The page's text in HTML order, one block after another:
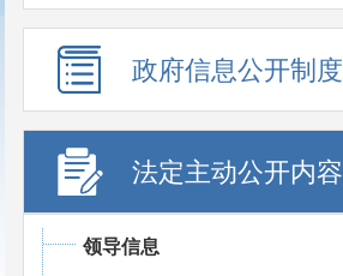
政府信息公开制度
法定主动公开内容
领导信息